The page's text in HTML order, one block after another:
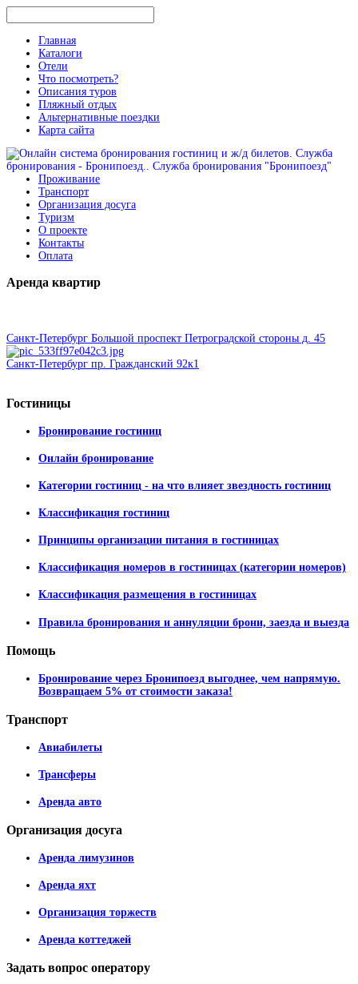
Главная
Каталоги
Отели
Что посмотреть?
Описания туров
Пляжный отдых
Альтернативные поездки
Карта сайта
Проживание
Транспорт
Организация досуга
Туризм
О проекте
Контакты
Оплата
Аренда квартир
Санкт-Петербург Большой проспект Петроградской стороны д. 45
Санкт-Петербург пр. Гражданский 92к1
Гостиницы
Бронирование гостиниц
Онлайн бронирование
Категории гостиниц - на что влияет звездность гостиниц
Классификация гостиниц
Принципы организации питания в гостиницах
Классификация номеров в гостиницах (категории номеров)
Классификация размещения в гостиницах
Правила бронирования и аннуляции брони, заезда и выезда
Помощь
Бронирование через Бронипоезд выгоднее, чем напрямую.
Возвращаем 5% от стоимости заказа!
Транспорт
Авиабилеты
Трансферы
Аренда авто
Организация досуга
Аренда лимузинов
Аренда яхт
Организация торжеств
Аренда коттеджей
Задать вопрос оператору